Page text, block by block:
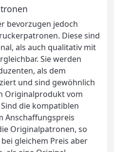
bevorzugen jedoch
Diese sind
als auch qualitativ mit
Sie werden
als dem
und sind gewöhnlich
Originalprodukt vom
die kompatiblen
Anschaffungspreis
Originalpatronen, so
gleichem Preis aber